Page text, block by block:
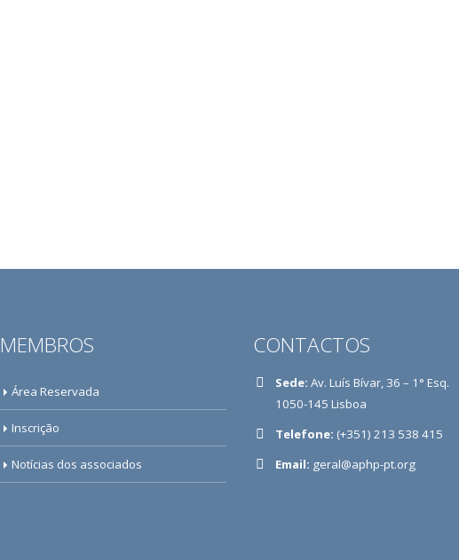
MEMBROS
Área Reservada
Inscrição
Notícias dos associados
CONTACTOS
Sede: Av. Luís Bívar, 36 – 1° Esq.
1050-145 Lisboa
Telefone: (+351) 213 538 415
Email: geral@aphp-pt.org